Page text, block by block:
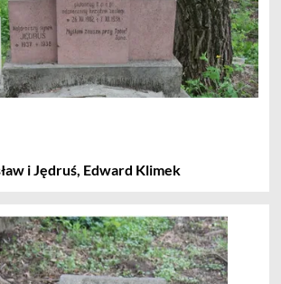
i Jędruś, Edward Klimek